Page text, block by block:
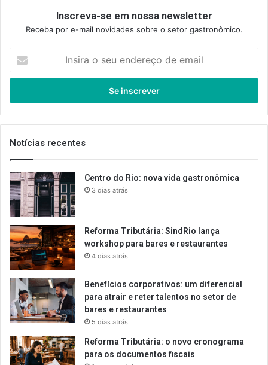
Inscreva-se em nossa newsletter
Receba por e-mail novidades sobre o setor gastronômico.
seu
de
email
Notícias recentes
Centro do Rio: nova vida gastronômica
3 dias atrás
Reforma Tributária: SindRio lança
workshop para bares e restaurantes
4 dias atrás
Benefícios corporativos: um diferencial
para atrair e reter talentos no setor de
bares e restaurantes
5 dias atrás
Reforma Tributária: o novo cronograma
para os documentos fiscais